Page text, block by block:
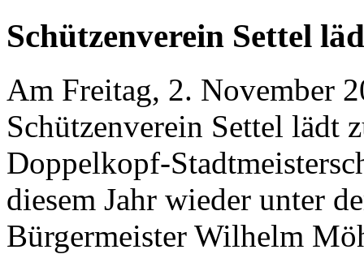
Schützenverein Settel
Am Freitag, 2. November
Schützenverein Settel lädt
Doppelkopf-
diesem Jahr wieder unter
Bürgermeister Wilhelm